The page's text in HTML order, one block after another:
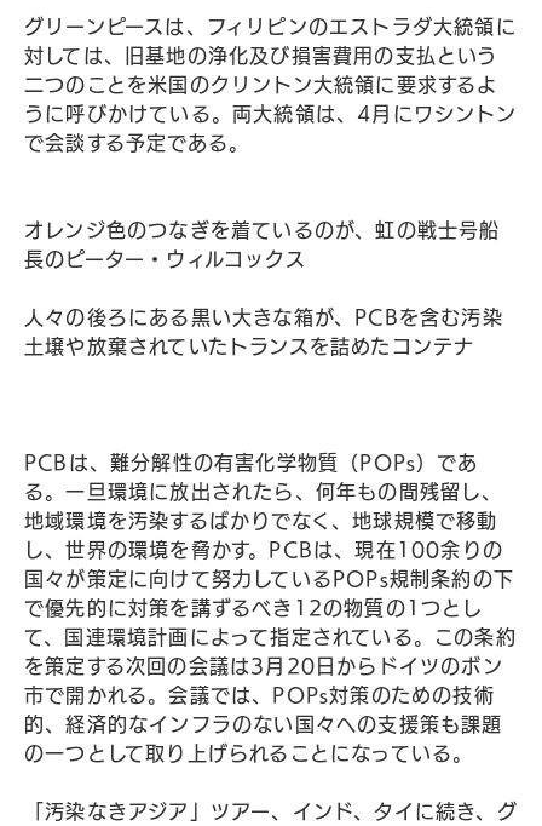
グリーンピースは、フィリピンのエストラダ大統領に
対しては、旧基地の浄化及び損害費用の支払という
二つのことを米国のクリントン大統領に要求するよ
うに呼びかけている。両大統領は、4月にワシントン
で会談する予定である。
オレンジ色のつなぎを着ているのが、虹の戦士号船
長のピーター・ウィルコックス
人々の後ろにある黒い大きな箱が、PCBを含む汚染
土壌や放棄されていたトランスを詰めたコンテナ
PCBは、難分解性の有害化学物質（POPs）であ
る。一旦環境に放出されたら、何年もの間残留し、
地域環境を汚染するばかりでなく、地球規模で移動
し、世界の環境を脅かす。PCBは、現在100余りの
国々が策定に向けて努力しているPOPs規制条約の下
で優先的に対策を講ずるべき12の物質の1つとし
て、国連環境計画によって指定されている。この条約
を策定する次回の会議は3月20日からドイツのボン
市で開かれる。会議では、POPs対策のための技術
的、経済的なインフラのない国々への支援策も課題
の一つとして取り上げられることになっている。
「汚染なきアジア」ツアー、インド、タイに続き、グ